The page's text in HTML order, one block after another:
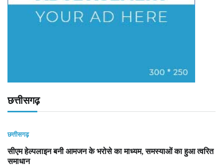
छत्तीसगढ़
छत्तीसगढ़
सीएम हेल्पलाइन बनी आमजन के भरोसे का माध्यम, समस्याओं का हुआ त्वरित
समाधान